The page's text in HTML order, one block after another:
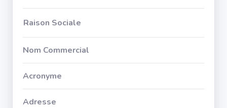
Raison Sociale
Nom Commercial
Acronyme
Adresse